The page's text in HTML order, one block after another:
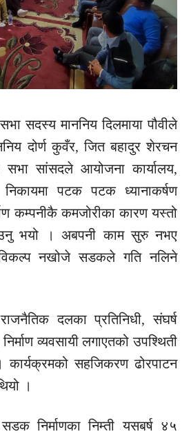
सदस्य माननिय दिलमाया पौवीले
दोर्ण कुवँर, जित बहादुर शेरचन
सांसदले आयोजना कार्यालय,
निकायमा पटक पटक ध्यानाकर्षण
कम्पनीकै कमजोरीका कारण यस्तो
भयो । अबपनी काम सुरु नभए
नखोजे सडकले गति नलिने
राजनैतिक दलका प्रतिनिधी,संघर्ष
व्यवसायी लगाएतको उपश्थिती
कार्यक्रमको सहजिकरण ढोरपाटन
।
सडक निर्माणकानिम्ती यसबर्ष ४५